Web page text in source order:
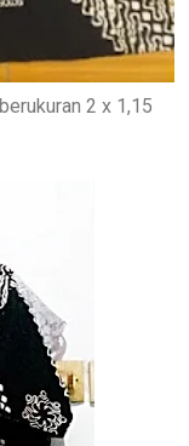
2 x 1,15